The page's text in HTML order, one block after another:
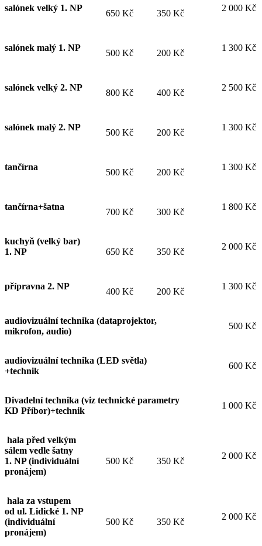
salónek velký 1. NP
650 Kč 350 Kč
2 000 Kč
salónek malý 1. NP
500 Kč 200 Kč
1 300 Kč
salónek velký 2. NP
800 Kč 400 Kč
2 500 Kč
salónek malý 2. NP
500 Kč 200 Kč
1 300 Kč
tančírna
500 Kč 200 Kč
1 300 Kč
tančírna+šatna
700 Kč 300 Kč
1 800 Kč
kuchyň (velký bar)
1. NP
650 Kč 350 Kč
2 000 Kč
přípravna 2. NP
400 Kč 200 Kč
1 300 Kč
audiovizuální technika (dataprojektor,
mikrofon, audio)
500 Kč
audiovizuální technika (LED světla)
+technik
600 Kč
Divadelní technika (viz technické parametry
KD Příbor)+technik
1 000 Kč
hala před velkým
sálem vedle šatny
1. NP (individuální
pronájem)
500 Kč 350 Kč
2 000 Kč
hala za vstupem
od ul. Lidické 1. NP
(individuální
pronájem)
500 Kč 350 Kč
2 000 Kč